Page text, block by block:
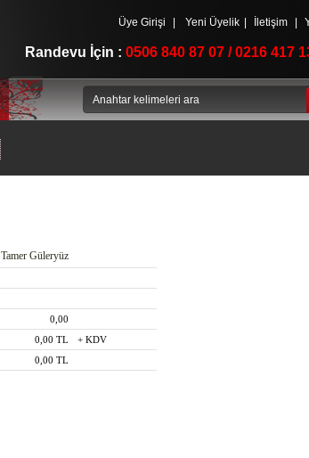
Üye Girişi Yeni Üyelik İletişim
Randevu İçin : 0506 840 87 07 /
Tamer Güleryüz
0,00
0,00 TL
+ KDV
0,00 TL